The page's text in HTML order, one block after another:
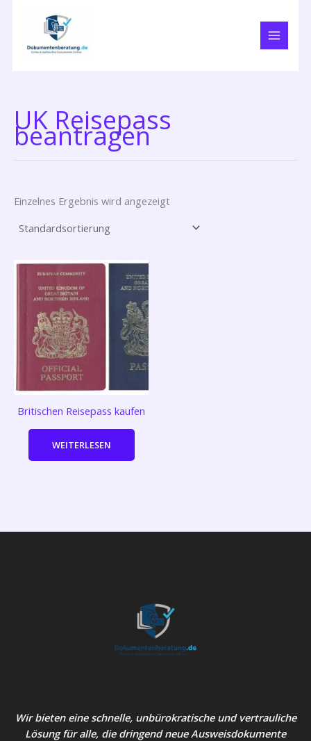
UK Reisepass
beantragen
Einzelnes Ergebnis wird angezeigt
Britischen Reisepass kaufen
WEITERLESEN
Wir bieten eine schnelle, unbürokratische und vertrauliche
Lösung für alle, die dringend neue Ausweisdokumente